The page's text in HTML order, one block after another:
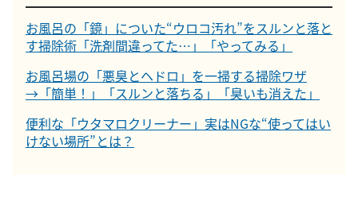
お風呂の「鏡」についた“ウロコ汚れ”をスルンと落と
す掃除術「洗剤間違ってた…」「やってみる」
お風呂場の「悪臭とヘドロ」を一掃する掃除ワザ
→「簡単！」「スルンと落ちる」「臭いも消えた」
便利な「ウタマロクリーナー」実はNGな“使ってはい
けない場所”とは？